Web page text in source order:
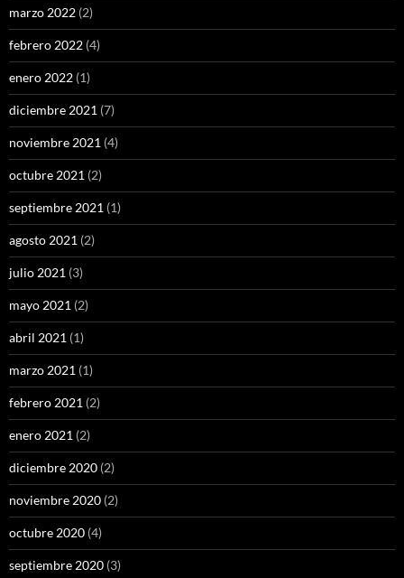
marzo 2022 (2)
febrero 2022 (4)
enero 2022 (1)
diciembre 2021 (7)
noviembre 2021 (4)
octubre 2021 (2)
septiembre 2021 (1)
agosto 2021 (2)
julio 2021 (3)
mayo 2021 (2)
abril 2021 (1)
marzo 2021 (1)
febrero 2021 (2)
enero 2021 (2)
diciembre 2020 (2)
noviembre 2020 (2)
octubre 2020 (4)
septiembre 2020 (3)